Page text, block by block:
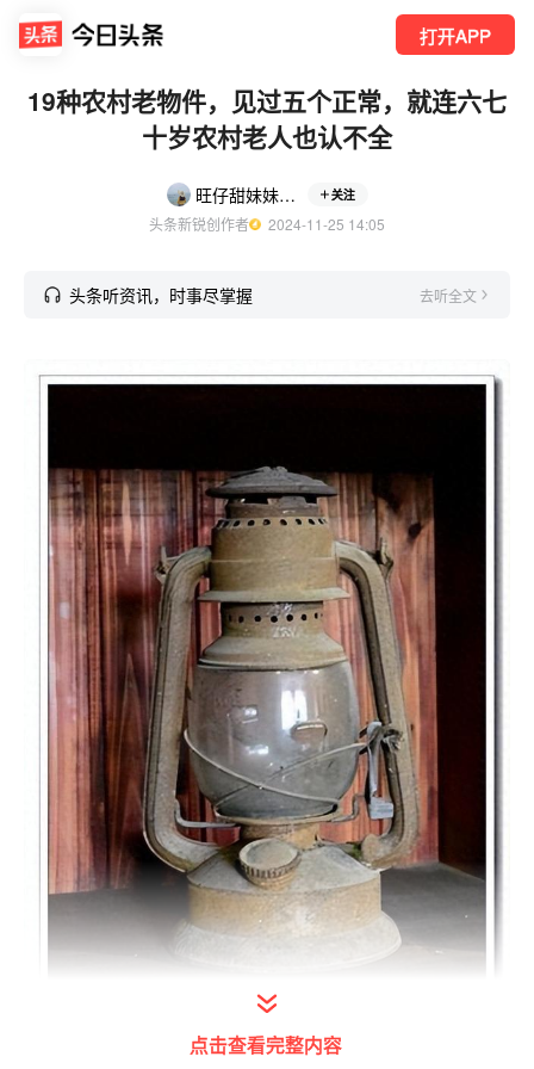
打开APP
19种农村老物件，见过五个正常，就连六七
十岁农村老人也认不全
旺仔甜妹妹8413 关注
头条新锐创作者
  2024-11-25 14:05
头条听资讯，时事尽掌握 去听全文
点击查看完整内容